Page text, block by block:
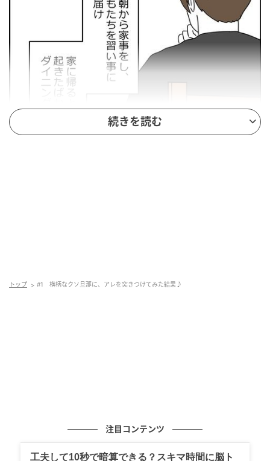
続きを読む
トップ #1 横柄なクソ旦那に、アレを突きつけてみた結果♪
注目コンテンツ
工夫して10秒で暗算できる？スキマ時間に脳ト